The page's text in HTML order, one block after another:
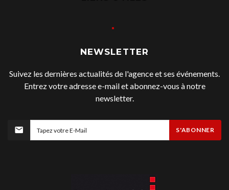
NEWSLETTER
Suivez les dernières actualités de l'agence et ses événements.
Entrez votre adresse e-mail et abonnez-vous à notre
newsletter.
S'ABONNER